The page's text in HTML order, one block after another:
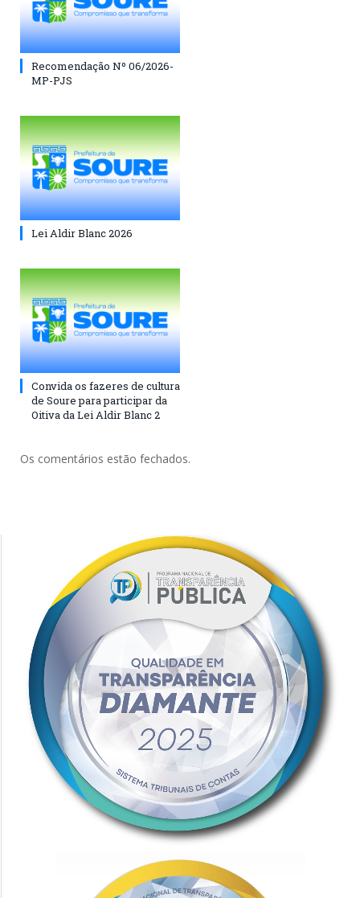
Recomendação Nº 06/2026-
MP-PJS
Lei Aldir Blanc 2026
Convida os fazeres de cultura
de Soure para participar da
Oitiva da Lei Aldir Blanc 2
Os comentários estão fechados.